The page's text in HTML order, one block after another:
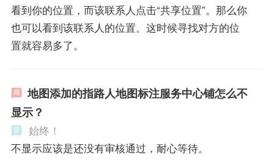
看到你的位置，而该联系人点击“共享位置”。那么你
也可以看到该联系人的位置。这时候寻找对方的位
置就容易多了。
地图添加的指路人地图标注服务中心铺怎么不
显示？
始终！
不显示应该是还没有审核通过，耐心等待。